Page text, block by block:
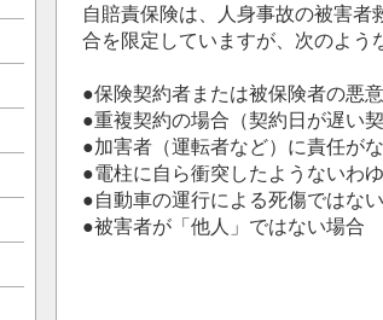
自賠責保険は、人身事故の被害
合を限定していますが、次のよう
●保険契約者または被保険者の悪
●重複契約の場合（契約日が遅い契
●加害者（運転者など）に責任が
●電柱に自ら衝突したようないわ
●自動車の運行による死傷ではな
●被害者が「他人」ではない場合